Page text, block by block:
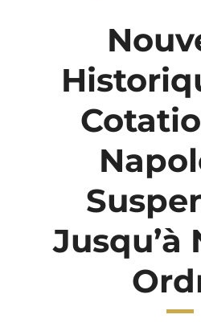
SUIVI KIT POSTAL
CONTACTJusqu’à